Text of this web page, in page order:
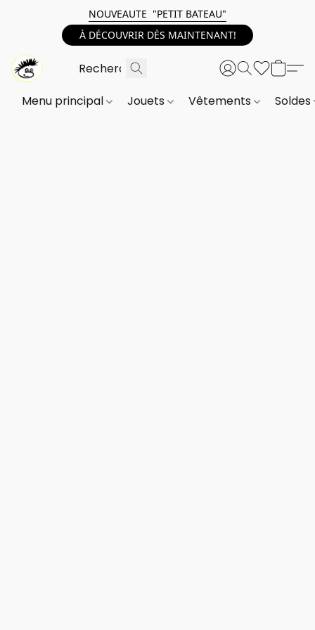
NOUVEAUTE "PETIT BATEAU"
À DÉCOUVRIR DÈS MAINTENANT!
Menu principal Jouets Vêtements Soldes